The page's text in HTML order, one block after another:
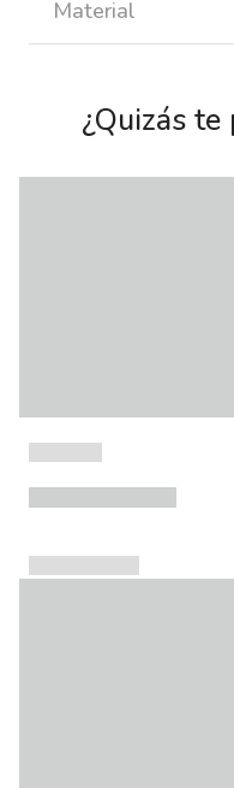
Material
¿Quizás